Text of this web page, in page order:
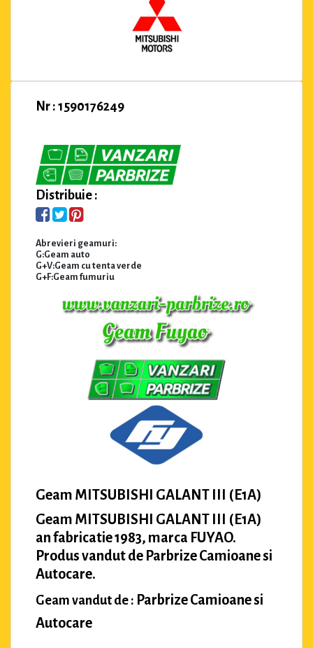
Nr : 1590176249
Distribuie :
Abrevieri geamuri:
G:Geam auto
G+V:Geam cu tenta verde
G+F:Geam fumuriu
Geam MITSUBISHI GALANT III (E1A)
Geam MITSUBISHI GALANT III (E1A)
an fabricatie 1983, marca FUYAO.
Produs vandut de Parbrize Camioane si
Autocare.
Geam vandut de : Parbrize Camioane si
Autocare